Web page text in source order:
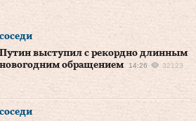
соседи
Путин выступил с рекордно длинным
новогодним обращением
14:26 32123
соседи